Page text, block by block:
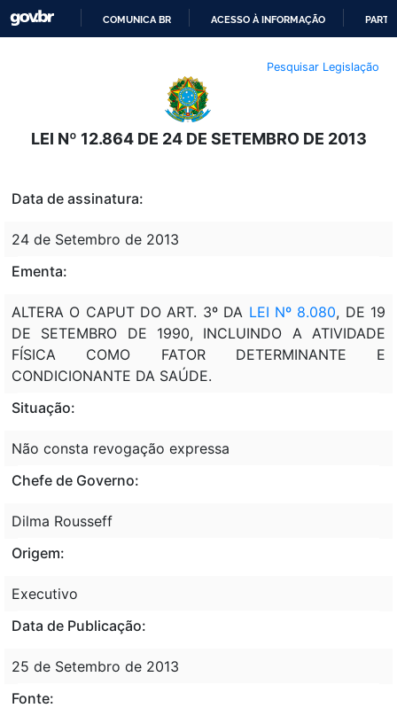
O
CONTEÚDO
COMUNICA BR ACESSO À INFORMAÇÃO
Pesquisar Legislação
LEI Nº 12.864 DE 24 DE SETEMBRO DE 2013
Data de assinatura:
24 de Setembro de 2013
Ementa:
ALTERA O CAPUT DO ART. 3º DA LEI Nº 8.080, DE 19
DE SETEMBRO DE 1990, INCLUINDO A ATIVIDADE
FÍSICA COMO FATOR DETERMINANTE E
CONDICIONANTE DA SAÚDE.
Situação:
Não consta revogação expressa
Chefe de Governo:
Dilma Rousseff
Origem:
Executivo
Data de Publicação:
25 de Setembro de 2013
Fonte: